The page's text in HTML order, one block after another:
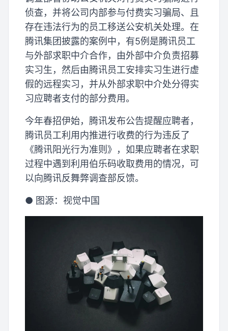
侦查，并将公司内部参与付费实习骗局、且
存在违法行为的员工移送公安机关处理。在
腾讯集团披露的案例中，有5例是腾讯员工
与外部求职中介合作，由外部中介负责招募
实习生，然后由腾讯员工安排实习生进行虚
假的远程实习，并从外部求职中介处分得实
习应聘者支付的部分费用。
今年春招伊始，腾讯发布公告提醒应聘者，
腾讯员工利用内推进行收费的行为违反了
《腾讯阳光行为准则》，如果应聘者在求职
过程中遇到利用伯乐码收取费用的情况，可
以向腾讯反舞弊调查部反馈。
● 图源：视觉中国